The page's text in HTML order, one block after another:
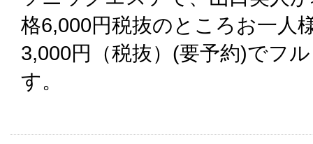
格6,000円税抜のところお一人
3,000円（税抜）(要予約)でフ
す。